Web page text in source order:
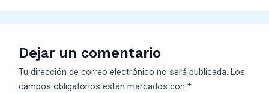
Dejar un comentario
Tu dirección de correo electrónico no será publicada. Los
campos obligatorios están marcados con*